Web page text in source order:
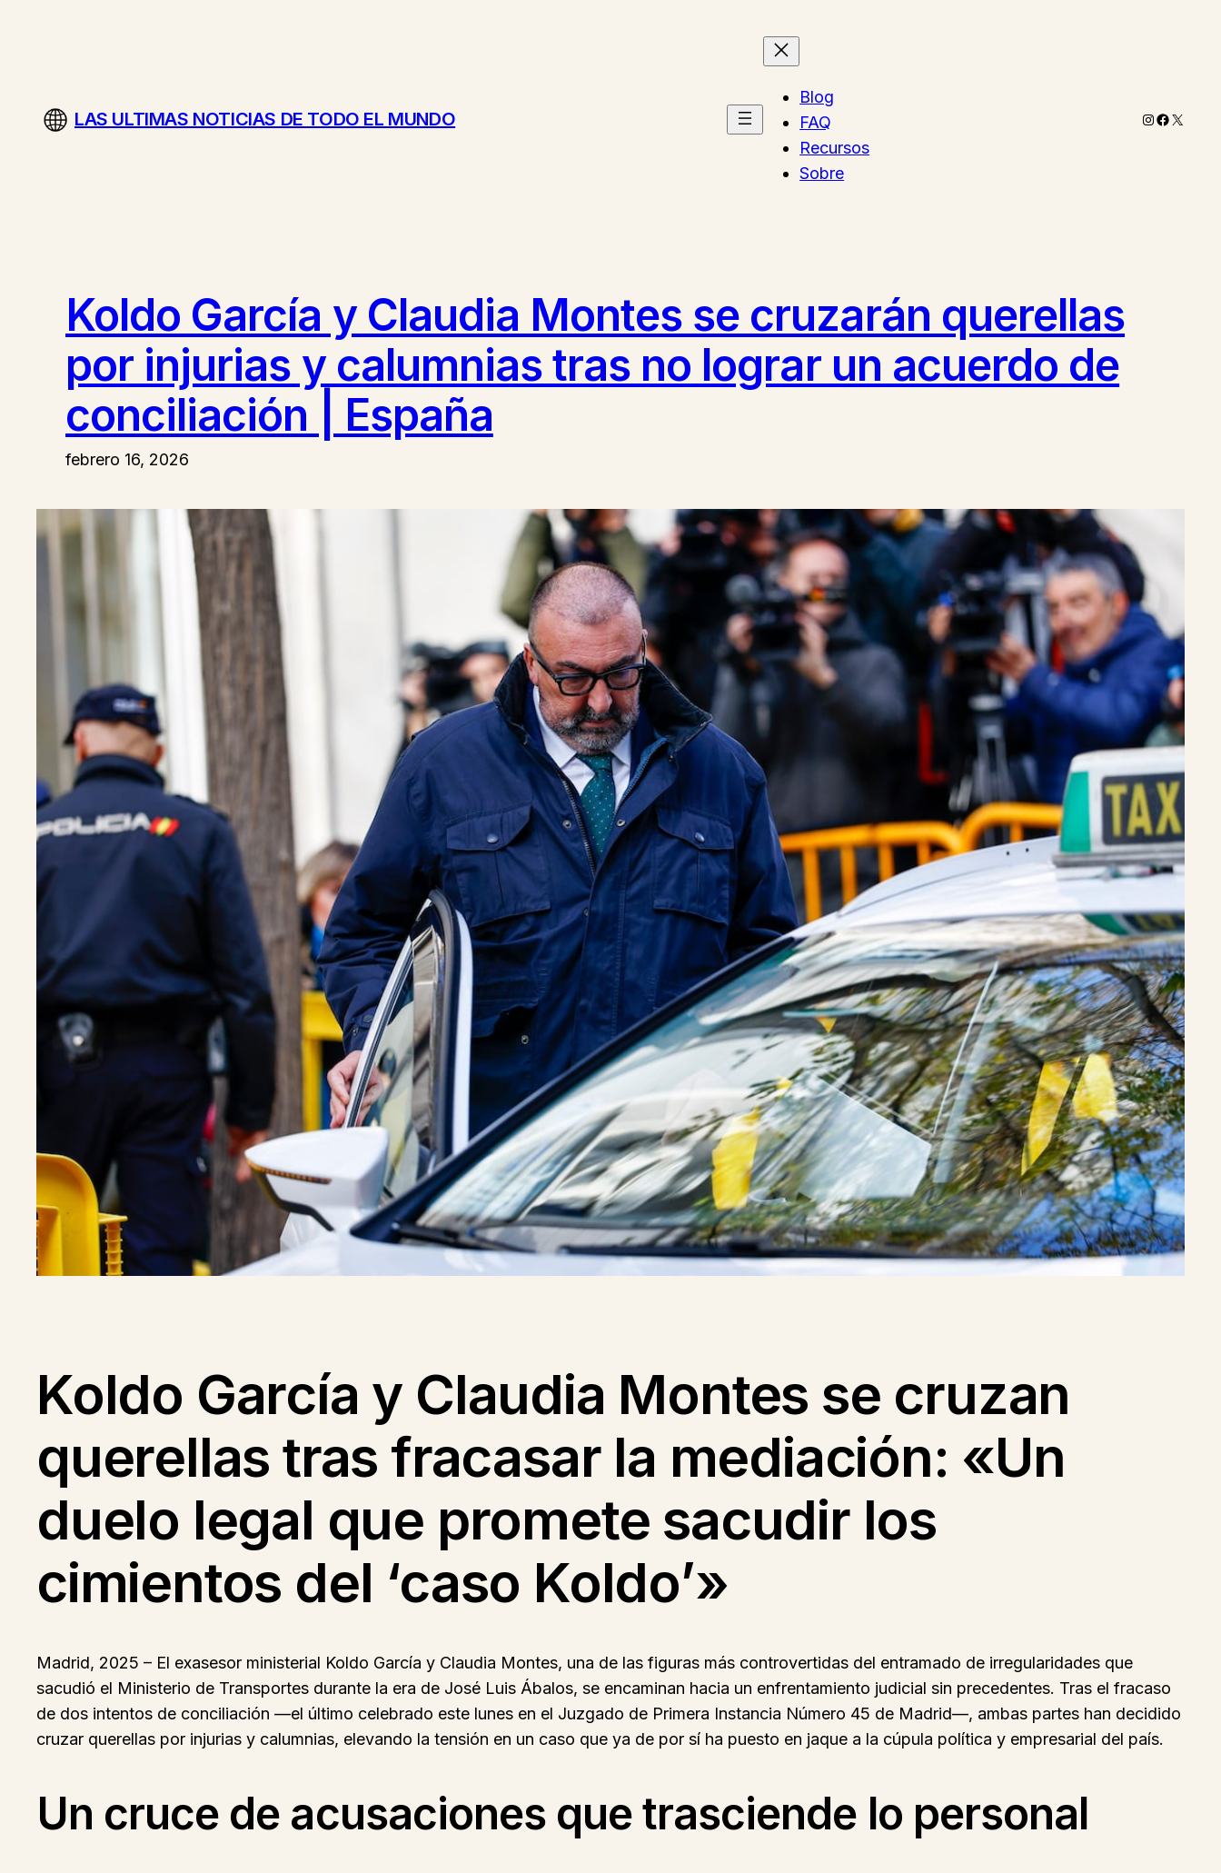
LAS ULTIMAS NOTICIAS DE TODO EL MUNDO
Blog
FAQ
Recursos
Sobre
Instagram
X
Koldo García y Claudia Montes se cruzarán querellas
por injurias y calumnias tras no lograr un acuerdo de
conciliación | España
febrero 16, 2026
Koldo García y Claudia Montes se cruzan
querellas tras fracasar la mediación: «Un
duelo legal que promete sacudir los
cimientos del ‘caso Koldo’»
Madrid, 2025 – El exasesor ministerial Koldo García y Claudia Montes, una de las figuras más controvertidas del entramado de irregularidades que
sacudió el Ministerio de Transportes durante la era de José Luis Ábalos, se encaminan hacia un enfrentamiento judicial sin precedentes. Tras el fracaso
de dos intentos de conciliación —el último celebrado este lunes en el Juzgado de Primera Instancia Número 45 de Madrid—, ambas partes han decidido
cruzar querellas por injurias y calumnias, elevando la tensión en un caso que ya de por sí ha puesto en jaque a la cúpula política y empresarial del país.
Un cruce de acusaciones que trasciende lo personal